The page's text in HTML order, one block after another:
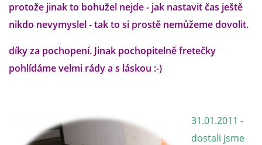
O NÁS :-)
VÝROČNÍ ZPRÁVY
JAK NÁM POMOCI
protože jinak to bohužel nejde - jak nastavit čas ještě
nikdo nevymyslel - tak to si prostě nemůžeme dovolit.
díky za pochopení. Jinak pochopitelně fretečky
pohlídáme velmi rády a s láskou :-)
31.01.2011 -
dostali jsme